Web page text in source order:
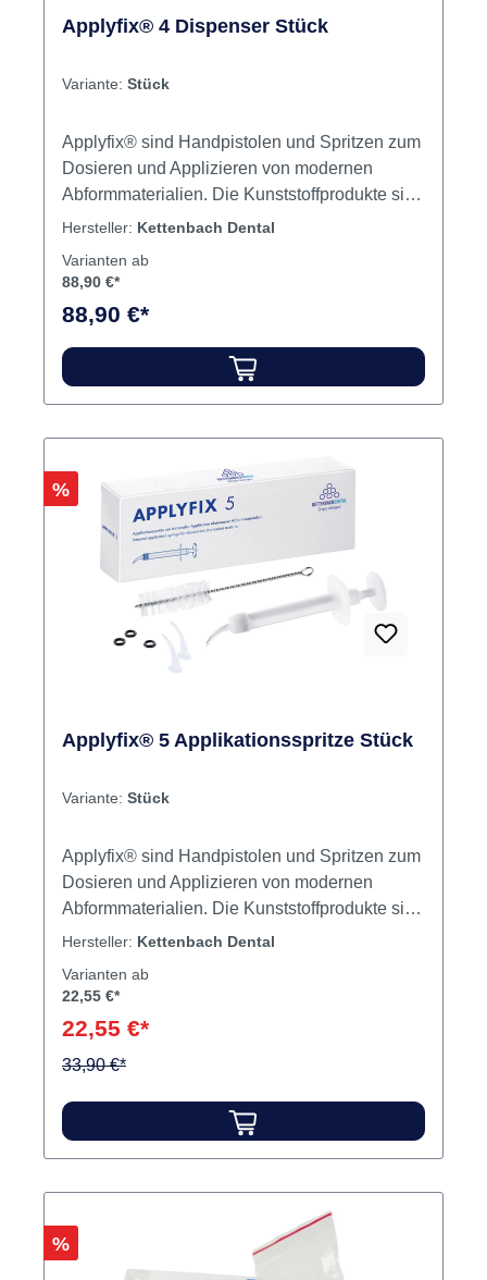
Applyfix® 4 Dispenser Stück
Variante: Stück
Applyfix® sind Handpistolen und Spritzen zum
Dosieren und Applizieren von modernen
Abformmaterialien. Die Kunststoffprodukte sind
leicht desinfizierbar für höchste hygienische
somit leicht und effektiv anzuwenden.
ml-Kartuschen im 1:1/2:1 Verhältnis. Geeignet
für: Identium®Panasil®Futar®Mucopren® Soft
Inhalt Applyfix 4 Dispenser
Hersteller: Kettenbach Dental
Varianten ab
88,90 €*
88,90 €*
Rabatt
%
Applyfix® 5 Applikationsspritze Stück
Variante: Stück
Applyfix® sind Handpistolen und Spritzen zum
Dosieren und Applizieren von modernen
Abformmaterialien. Die Kunststoffprodukte sind
leicht desinfizierbar für höchste hygienische
somit leicht und effektiv anzuwenden. Die
Kunststoff für alle spritzbaren
Abformmaterialien. Geeignet
Applikationsspritze
Hersteller: Kettenbach Dental
Varianten ab
22,55 €*
22,55 €*
33,90 €*
Rabatt
%